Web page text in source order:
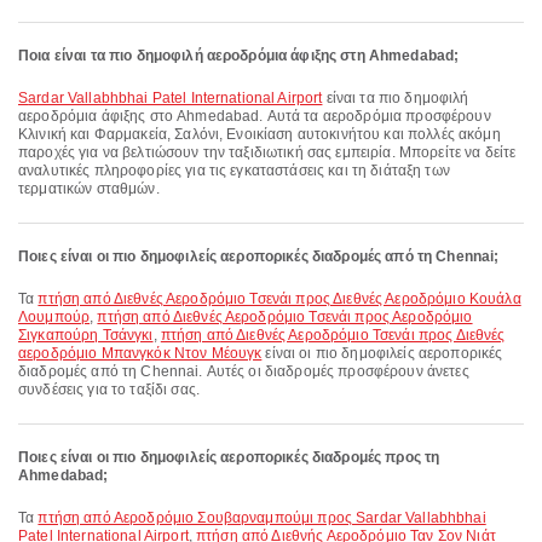
Ποια είναι τα πιο δημοφιλή αεροδρόμια άφιξης στη Ahmedabad;
Sardar Vallabhbhai Patel International Airportείναι τα πιο δημοφιλή
αεροδρόμια άφιξης στο Ahmedabad. Αυτά τα αεροδρόμια προσφέρουν
Κλινική και Φαρμακεία, Σαλόνι, Ενοικίαση αυτοκινήτου και πολλές ακόμη
παροχές για να βελτιώσουν την ταξιδιωτική σας εμπειρία. Μπορείτε να δείτε
αναλυτικές πληροφορίες για τις εγκαταστάσεις και τη διάταξη των
τερματικών σταθμών.
Ποιες είναι οι πιο δημοφιλείς αεροπορικές διαδρομές από τη Chennai;
Ταπτήση από Διεθνές Αεροδρόμιο Τσενάι προς Διεθνές Αεροδρόμιο Κουάλα
Λουμπούρ,πτήση από Διεθνές Αεροδρόμιο Τσενάι προς Αεροδρόμιο
Σιγκαπούρη Τσάνγκι , πτήση από Διεθνές Αεροδρόμιο Τσενάι προς Διεθνές
αεροδρόμιο Μπανγκόκ Ντον Μέουγκ είναι οι πιο δημοφιλείς αεροπορικές
διαδρομές από τη Chennai. Αυτές οι διαδρομές προσφέρουν άνετες
συνδέσεις για το ταξίδι σας.
Ποιες είναι οι πιο δημοφιλείς αεροπορικές διαδρομές προς τη
Ahmedabad;
Ταπτήση από Αεροδρόμιο Σουβαρναμπούμι προς Sardar Vallabhbhai
Patel International Airport,πτήση από Διεθνής Αεροδρόμιο Ταν Σον Νιάτ